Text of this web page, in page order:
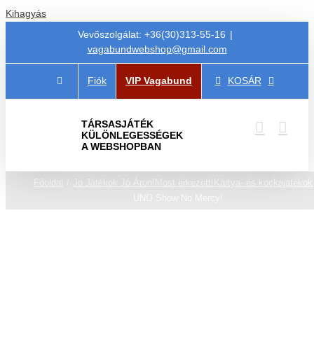
Kihagyás
Vevőszolgálat: +36(30)313-55-16 |
vagabundwebshop@gmail.com
Fiók VIP Vagabund KOSÁR
TÁRSASJÁTÉK
KÜLÖNLEGESSÉGEK
A WEBSHOPBAN
Főoldal Jó Játékok Jó Áron! Most érkezett!
Kártya- és kockajátékok